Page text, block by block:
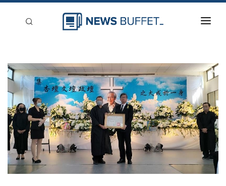
新聞稿分類
登入
刊登